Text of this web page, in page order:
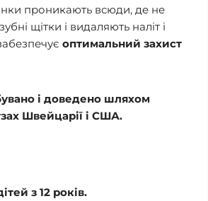
проникають всюди, де не
щітки і видаляють наліт і
оптимальний захист
і доведено шляхом
Швейцарії і США.
з 12 років.